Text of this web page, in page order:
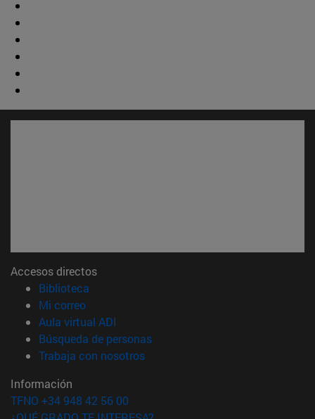
Accesos directos
Biblioteca
Mi correo(abre en nueva ventana)
Aula virtual ADI
Búsqueda de personas(abre en nueva ventana)
Trabaja con nosotros(abre en nueva ventana)
Información
TFNO +34 948 42 56 00